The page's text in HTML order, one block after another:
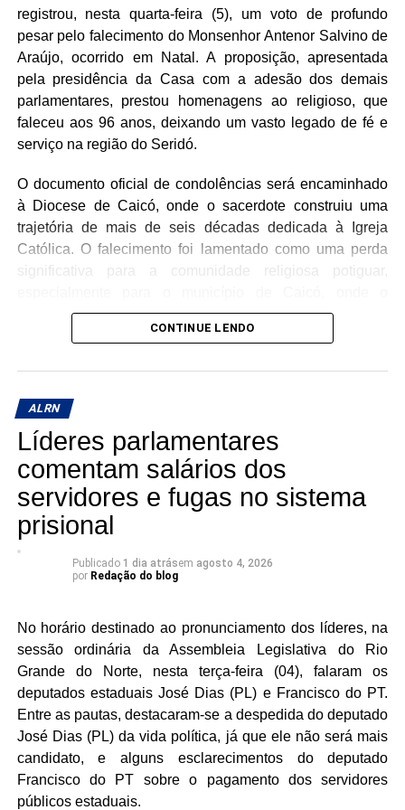
públicas que garantam às mulheres o direito de viver sem
violência.
também reforçou a importância da doação regular de
sangue.
As condições de atendimento na rede pública também
estiveram entre as preocupações apresentadas durante a
sessão. Situações envolvendo pacientes que aguardam
exames e atendimento em condições inadequadas foram
Os deputados José Dias (PL), Cristiane Dantas (PSDB),
Luiz Eduardo (PL) e Nelter Queiroz (PP) participaram do
registrou, nesta quarta-feira (5), um voto de profundo
pesar pelo falecimento do Monsenhor Antenor Salvino de
Araújo, ocorrido em Natal. A proposição, apresentada
pela presidência da Casa com a adesão dos demais
parlamentares, prestou homenagens ao religioso, que
faleceu aos 96 anos, deixando um vasto legado de fé e
serviço na região do Seridó.
O documento oficial de condolências será encaminhado
à Diocese de Caicó, onde o sacerdote construiu uma
trajetória de mais de seis décadas dedicada à Igreja
Católica. O falecimento foi lamentado como uma perda
significativa para a comunidade religiosa potiguar,
Monsenhor atuou como pároco emérito da Catedral de
Ordenado sacerdote em 6 de janeiro de 1960, Monsenhor
Antenor esteve à frente da Paróquia de Santana por 47
anos. Durante seu extenso ministério, destacou-se pela
proximidade com os fiéis e pelo papel decisivo na
consolidação da Festa de Santana de Caicó, uma das
mais importantes manifestações religiosas e culturais do
Estado, que se tornou símbolo da identidade do povo
seridoense sob sua liderança pastoral.
Ao longo da sessão plenária, ressaltou-se que a história
Legislativo Estadual manifestou solidariedade aos
familiares, amigos, ao clero e a toda a comunidade
católica, reconhecendo o compromisso do Monsenhor
com a evangelização e o bem-estar social ao longo de
sua caminhada sacerdotal.
CONTINUE LENDO
ALRN
Líderes parlamentares
comentam salários dos
servidores e fugas no sistema
prisional
Publicado 1 dia atrásem agosto 4, 2026
por Redação do blog
No horário destinado ao pronunciamento dos líderes, na
sessão ordinária da Assembleia Legislativa do Rio
Grande do Norte, nesta terça-feira (04), falaram os
deputados estaduais José Dias (PL) e Francisco do PT.
Entre as pautas, destacaram-se a despedida do deputado
José Dias (PL) da vida política, já que ele não será mais
candidato, e alguns esclarecimentos do deputado
Francisco do PT sobre o pagamento dos servidores
públicos estaduais.